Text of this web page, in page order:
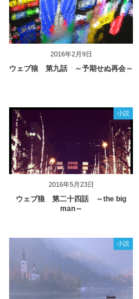
2016年2月9日
ウェブ狼 第九話 ～予期せぬ再会～
2016年5月23日
小説
ウェブ狼 第二十四話 ～the big
man～
小説